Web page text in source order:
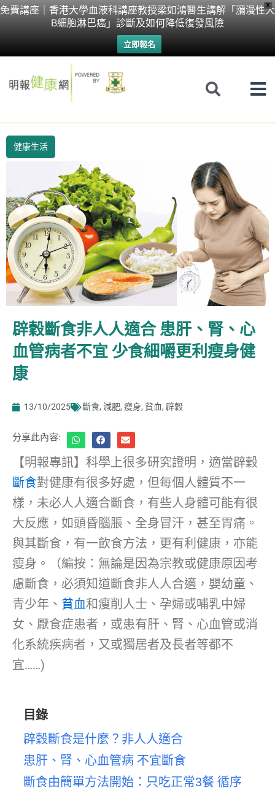
X
免費講座｜香港大學血液科講座教授梁如鴻醫生講解「瀰漫性大
B細胞淋巴癌」診斷及如何降低復發風險
立即報名
Skip
健康生活
辟穀斷食非人人適合 患肝、腎、心
血管病者不宜 少食細嚼更利瘦身健
康
13/10/2025 斷食, 減肥, 瘦身, 貧血, 辟穀
分享此內容:
【明報專訊】科學上很多研究證明，適當辟穀
斷食對健康有很多好處，但每個人體質不一
樣，未必人人適合斷食，有些人身體可能有很
大反應，如頭昏腦脹、全身冒汗，甚至胃痛。
與其斷食，有一飲食方法，更有利健康，亦能
瘦身。（編按：無論是因為宗教或健康原因考
慮斷食，必須知道斷食非人人合適，嬰幼童、
青少年、 貧血和瘦削人士、孕婦或哺乳中婦
女、厭食症患者，或患有肝、腎、心血管或消
化系統疾病者，又或獨居者及長者等都不
宜……)
目錄
辟穀斷食是什麼？非人人適合
患肝、腎、心血管病 不宜斷食
斷食由簡單方法開始：只吃正常3餐 循序